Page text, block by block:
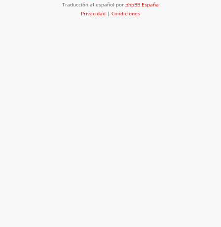
Traducción al español por phpBB España
Privacidad | Condiciones